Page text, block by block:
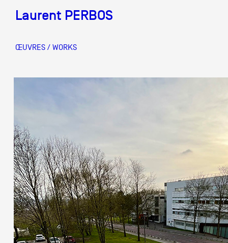
Équipe
Partenaires
Crédits
Actions
Laurent PERBOS
ŒUVRES / WORKS